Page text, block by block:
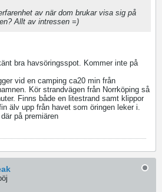
av när dom brukar visa sig på
Allt av intressen =)
bra havsöringsspot. Kommer inte på
vid en camping ca20 min från
Kör strandvägen från Norrköping så
Finns både en litestrand samt klippor
älv upp från havet som öringen leker i.
på premiären